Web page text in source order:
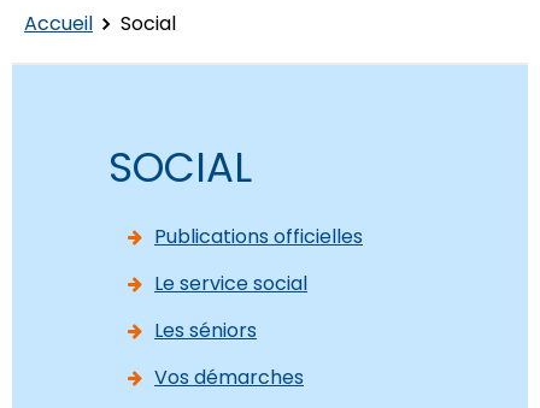
Accueil Social
SOCIAL
Publications officielles
Le service social
Les séniors
Vos démarches